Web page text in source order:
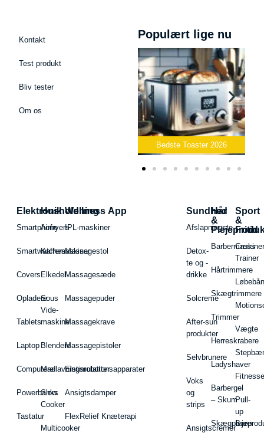
Kontakt
Test produkt
Bliv tester
Om os
Populært lige nu
Bedste Toaster 2026
Elektronik
Smartphone
Smartwatches
Covers
Opladere
Tablets
Laptop
Computere
Powerbanks
Tastatur
Husholdning
Airfryers
Kaffemaskiner
Elkedel
Sous
Vide-
maskine
Blendere
Madlavningsrobotter
Slow
Cooker
Multicooker
Wellness App
IPL-maskiner
Massagestol
Massagesæde
Massagepuder
Massagekrave
Massagepistoler
Elstimulationsapparater
Ansigtsdamper
FlexRelief Knæterapi
Sundhed
Afslapningste
Detox-
te og -
drikke
Solcreme
After-sun
produkter
Selvbrunere
Voks
og
strips
Ansigtscremer
Hår
&
Hårtrimmere
Skægtrimmere
Trimmer
Herreskrabere
Ladyshaver
Barbergel
– Skum
Sport
&
Fritid
Cross
Trainer
Vægte
Pull-
up
Barer